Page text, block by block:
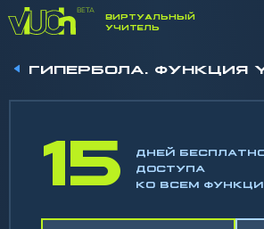
ВИРТУАЛЬНЫЙ
УЧИТЕЛЬ
ГИПЕРБОЛА. ФУНКЦИЯ
15
ДНЕЙ
ДОСТУПА
КО ВСЕМ